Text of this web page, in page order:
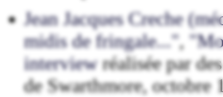
Jean Jacques Creche
midis de fringale...",
interviewréalisée par
de Swarthmore, octobre